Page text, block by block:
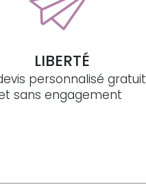
LIBERTÉ
personnalisé gratuit
sans engagement